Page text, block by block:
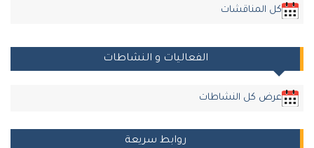
كل المناقشات
الفعاليات و النشاطات
عرض كل النشاطات
روابط سريعة